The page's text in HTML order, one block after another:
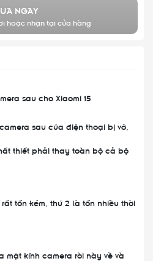
NGAY
hoặc nhận tại cửa hàng
sau cho Xiaomi 15
sau của điện thoại bị vỡ,
thiết phải thay toàn bộ cả bộ
tốn kém, thứ 2 là tốn nhiều thời
mặt kính camera rời này về và